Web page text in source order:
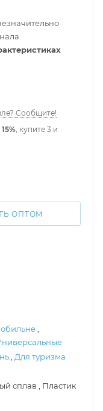
Сообщите!
, купите 3 и
ОПТОМ
Для туризма
сплав Пластик